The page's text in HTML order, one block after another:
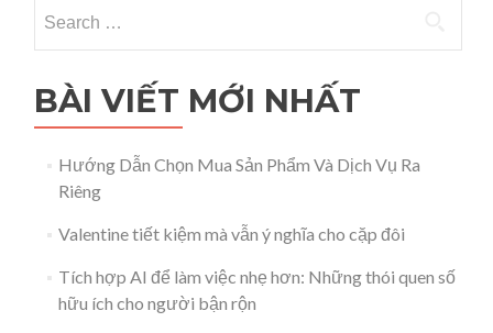
BÀI VIẾT MỚI NHẤT
Hướng Dẫn Chọn Mua Sản Phẩm Và Dịch Vụ Ra
Riêng
Valentine tiết kiệm mà vẫn ý nghĩa cho cặp đôi
Tích hợp AI để làm việc nhẹ hơn: Những thói quen số
hữu ích cho người bận rộn